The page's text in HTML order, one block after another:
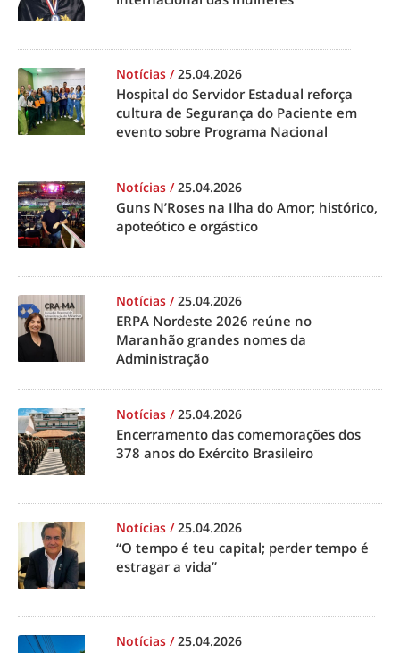
Notícias /25.04.2026
Hospital do Servidor Estadual reforça
cultura de Segurança do Paciente em
evento sobre Programa Nacional
Notícias /25.04.2026
Guns N’Roses na Ilha do Amor; histórico,
apoteótico e orgástico
Notícias /25.04.2026
ERPA Nordeste 2026 reúne no
Maranhão grandes nomes da
Administração
Notícias /25.04.2026
Encerramento das comemorações dos
378 anos do Exército Brasileiro
Notícias /25.04.2026
“O tempo é teu capital; perder tempo é
estragar a vida”
Notícias /25.04.2026